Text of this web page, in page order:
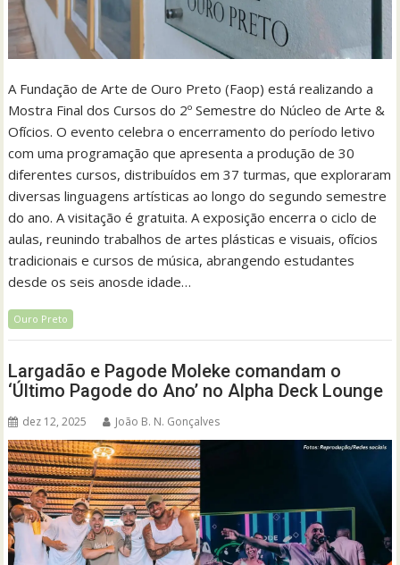
A Fundação de Arte de Ouro Preto (Faop) está realizando a
Mostra Final dos Cursos do 2º Semestre do Núcleo de Arte &
Ofícios. O evento celebra o encerramento do período letivo
com uma programação que apresenta a produção de 30
diferentes cursos, distribuídos em 37 turmas, que exploraram
diversas linguagens artísticas ao longo do segundo semestre
do ano. A visitação é gratuita. A exposição encerra o ciclo de
aulas, reunindo trabalhos de artes plásticas e visuais, ofícios
tradicionais e cursos de música, abrangendo estudantes
desde os seis anosde idade…
Ouro Preto
Largadão e Pagode Moleke comandam o
‘Último Pagode do Ano’ no Alpha Deck Lounge
dez 12, 2025 João B. N. Gonçalves